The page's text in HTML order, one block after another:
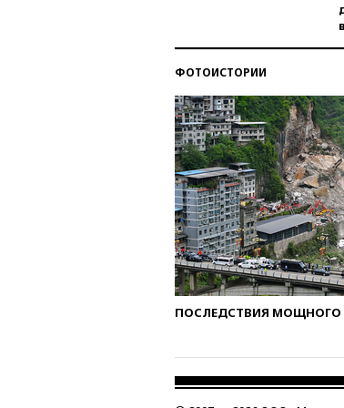
ФОТОИСТОРИИ
ПОСЛЕДСТВИЯ МОЩНОГО